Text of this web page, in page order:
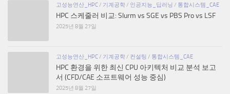
고성능연산_HPC / 기계공학 / 인공지능_딥러닝 / 통합시스템_CAE
HPC 스케줄러 비교: Slurm vs SGE vs PBS Pro vs LSF
2025년 8월 27일
고성능연산_HPC / 기계공학 / 컨설팅 / 통합시스템_CAE
HPC 환경을 위한 최신 CPU 아키텍처 비교 분석 보고
서 (CFD/CAE 소프트웨어 성능 중심)
2025년 8월 27일